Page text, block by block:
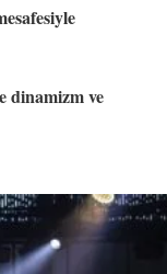
dinamizm ve